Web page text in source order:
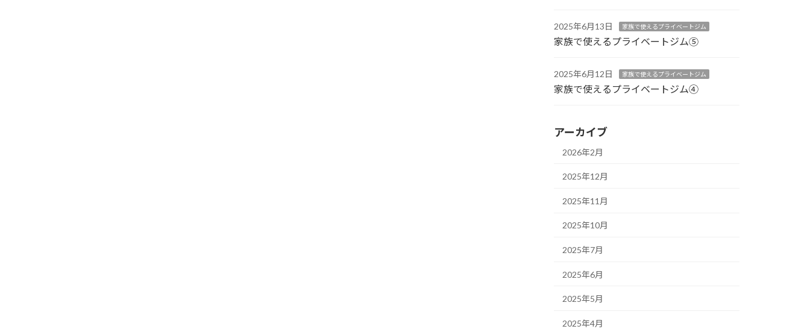
2025年6月13日 家族で使えるプライベートジム
家族で使えるプライベートジム⑤
2025年6月12日 家族で使えるプライベートジム
家族で使えるプライベートジム④
アーカイブ
2026年2月
2025年12月
2025年11月
2025年10月
2025年7月
2025年6月
2025年5月
2025年4月